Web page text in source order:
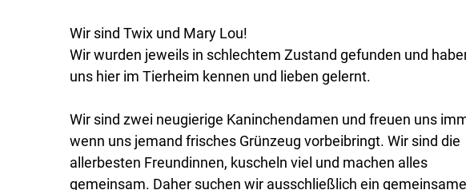
Wir sind Twix und Mary Lou!
Wir wurden jeweils in schlechtem Zustand gefunden und
uns hier im Tierheim kennen und lieben gelernt.
Wir sind zwei neugierige Kaninchendamen und freuen uns
wenn uns jemand frisches Grünzeug vorbeibringt. Wir sind die
allerbesten Freundinnen, kuscheln viel und machen alles
gemeinsam. Daher suchen wir ausschließlich ein